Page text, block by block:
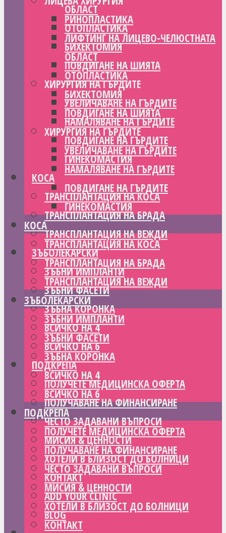
ОБЛАСТ
ОТОПЛАСТИКА
БИХЕКТОМИЯ
ПОВДИГАНЕ НА ШИЯТА
ХИРУРГИЯ НА ГЪРДИТЕ
УВЕЛИЧАВАНЕ НА ГЪРДИТЕ
НАМАЛЯВАНЕ НА ГЪРДИТЕ
ПОВДИГАНЕ НА ГЪРДИТЕ
ГИНЕКОМАСТИЯ
КОСА
ТРАНСПЛАНТАЦИЯ НА КОСА
ТРАНСПЛАНТАЦИЯ НА БРАДА
ТРАНСПЛАНТАЦИЯ НА ВЕЖДИ
ЗЪБОЛЕКАРСКИ
ЗЪБНИ ИМПЛАНТИ
ЗЪБНИ ФАСЕТИ
ЗЪБНА КОРОНКА
ВСИЧКО НА 4
ВСИЧКО НА 6
ПОДКРЕПА
ПОЛУЧЕТЕ МЕДИЦИНСКА ОФЕРТА
ПОЛУЧАВАНЕ НА ФИНАНСИРАНЕ
ЧЕСТО ЗАДАВАНИ ВЪПРОСИ
МИСИЯ & ЦЕННОСТИ
ХОТЕЛИ В БЛИЗОСТ ДО БОЛНИЦИ
КОНТАКТ
ADD YOUR CLINIC
BLOG
РИНОПЛАСТИКА
ЛИФТИНГ НА ЛИЦЕВО-ЧЕЛЮСТНАТА
ОБЛАСТ
ОТОПЛАСТИКА
БИХЕКТОМИЯ
ПОВДИГАНЕ НА ШИЯТА
ХИРУРГИЯ НА ГЪРДИТЕ
УВЕЛИЧАВАНЕ НА ГЪРДИТЕ
НАМАЛЯВАНЕ НА ГЪРДИТЕ
ПОВДИГАНЕ НА ГЪРДИТЕ
ГИНЕКОМАСТИЯ
КОСА
ТРАНСПЛАНТАЦИЯ НА КОСА
ТРАНСПЛАНТАЦИЯ НА БРАДА
ТРАНСПЛАНТАЦИЯ НА ВЕЖДИ
ЗЪБОЛЕКАРСКИ
ЗЪБНИ ИМПЛАНТИ
ЗЪБНИ ФАСЕТИ
ЗЪБНА КОРОНКА
ВСИЧКО НА 4
ВСИЧКО НА 6
ПОДКРЕПА
ПОЛУЧЕТЕ МЕДИЦИНСКА ОФЕРТА
ПОЛУЧАВАНЕ НА ФИНАНСИРАНЕ
ЧЕСТО ЗАДАВАНИ ВЪПРОСИ
МИСИЯ & ЦЕННОСТИ
ХОТЕЛИ В БЛИЗОСТ ДО БОЛНИЦИ
КОНТАКТ